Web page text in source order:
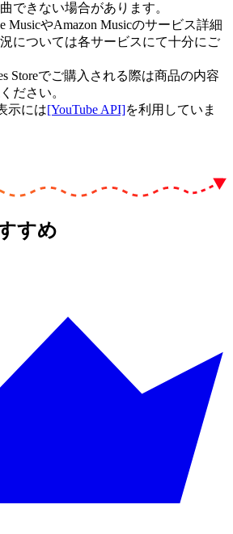
できない場合があります。
MusicやAmazon Musicのサービス詳細
については各サービスにて十分にご
Storeでご購入される際は商品の内容
ださい。
示には[YouTube API]を利用していま
すめ